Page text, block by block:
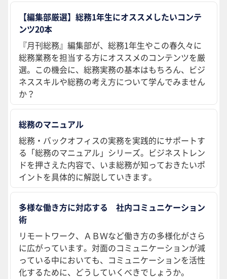
【編集部厳選】総務1年生にオススメしたいコンテ
ンツ20本
『月刊総務』編集部が、総務1年生やこの春久々に
総務業務を担当する方にオススメのコンテンツを厳
選。この機会に、総務実務の基本はもちろん、ビジ
ネススキルや総務の考え方について学んでみません
か？
総務のマニュアル
総務・バックオフィスの実務を実践的にサポートす
る「総務のマニュアル」シリーズ。ビジネストレン
ドを押さえた内容で、いま総務が知っておきたいポ
イントを具体的に解説していきます。
多様な働き方に対応する 社内コミュニケーション
術
リモートワーク、ＡＢＷなど働き方の多様化がさら
に広がっています。対面のコミュニケーションが減
っている中においても、コミュニケーションを活性
化するために、どうしていくべきでしょうか。